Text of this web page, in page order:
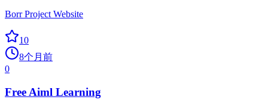
Borr Project Website
10
8个月前
0
Free Aiml Learning